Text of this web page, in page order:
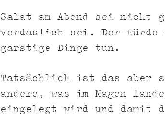
Salat am Abend sei nicht
verdaulich sei. Der würde
garstige Dinge tun.
Tatsächlich ist das aber
andere, was im Magen
eingelegt wird und damit